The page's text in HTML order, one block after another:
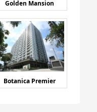
Golden Mansion
Botanica Premier